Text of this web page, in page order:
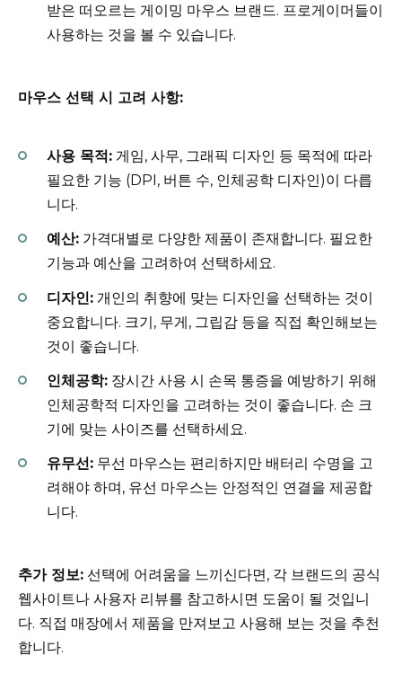
받은 떠오르는 게이밍 마우스 브랜드. 프로게이머들이
사용하는 것을 볼 수 있습니다.
마우스 선택 시 고려 사항:
사용 목적: 게임, 사무, 그래픽 디자인 등 목적에 따라
필요한 기능 (DPI, 버튼 수, 인체공학 디자인)이 다릅
니다.
예산: 가격대별로 다양한 제품이 존재합니다. 필요한
기능과 예산을 고려하여 선택하세요.
디자인: 개인의 취향에 맞는 디자인을 선택하는 것이
중요합니다. 크기, 무게, 그립감 등을 직접 확인해보는
것이 좋습니다.
인체공학: 장시간 사용 시 손목 통증을 예방하기 위해
인체공학적 디자인을 고려하는 것이 좋습니다. 손 크
기에 맞는 사이즈를 선택하세요.
유무선: 무선 마우스는 편리하지만 배터리 수명을 고
려해야 하며, 유선 마우스는 안정적인 연결을 제공합
니다.
추가 정보: 선택에 어려움을 느끼신다면, 각 브랜드의 공식
웹사이트나 사용자 리뷰를 참고하시면 도움이 될 것입니
다. 직접 매장에서 제품을 만져보고 사용해 보는 것을 추천
합니다.